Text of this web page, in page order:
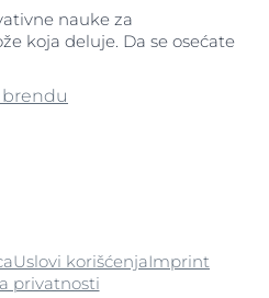
nauke za
koja deluje. Da se osećate
brendu
Uslovi korišćenjaImprint
privatnosti